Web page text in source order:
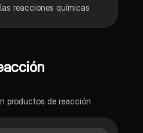
reacciones químicas
productos de reacción